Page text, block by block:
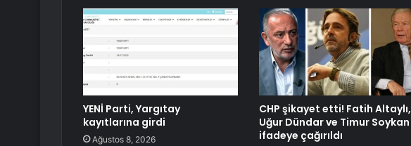
YENİ Parti, Yargıtay
kayıtlarına girdi
Ağustos 8, 2026
CHP şikayet etti! Fatih Altaylı,
Uğur Dündar ve Timur Soykan
ifadeye çağırıldı